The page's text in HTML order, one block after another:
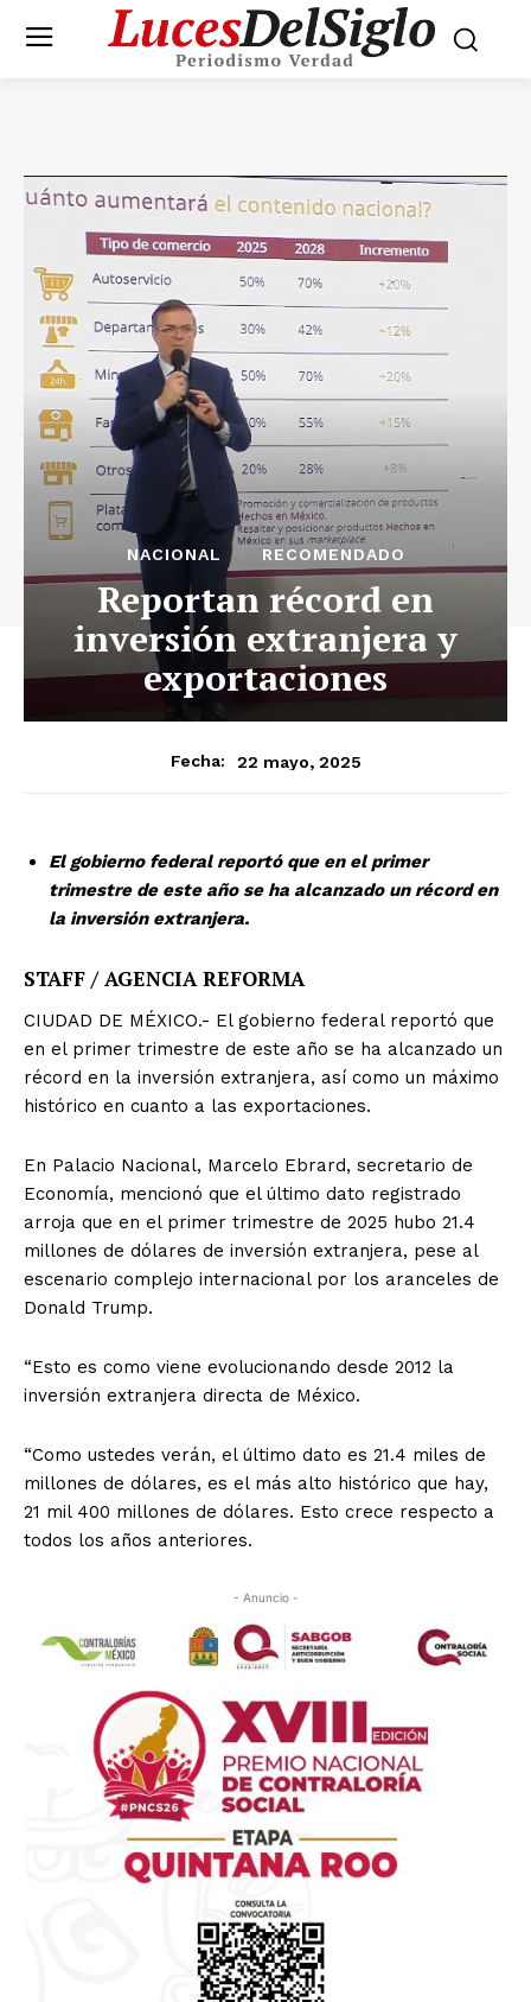
NACIONAL RECOMENDADO
Reportan récord en
inversión extranjera y
exportaciones
Fecha: 22 mayo, 2025
El gobierno federal reportó que en el primer
trimestre de este año se ha alcanzado un récord en
la inversión extranjera.
STAFF / AGENCIA REFORMA
CIUDAD DE MÉXICO.- El gobierno federal reportó que
en el primer trimestre de este año se ha alcanzado un
récord en la inversión extranjera, así como un máximo
histórico en cuanto a las exportaciones.
En Palacio Nacional, Marcelo Ebrard, secretario de
Economía, mencionó que el último dato registrado
arroja que en el primer trimestre de 2025 hubo 21.4
millones de dólares de inversión extranjera, pese al
escenario complejo internacional por los aranceles de
Donald Trump.
“Esto es como viene evolucionando desde 2012 la
inversión extranjera directa de México.
“Como ustedes verán, el último dato es 21.4 miles de
millones de dólares, es el más alto histórico que hay,
21 mil 400 millones de dólares. Esto crece respecto a
todos los años anteriores.
- Anuncio -